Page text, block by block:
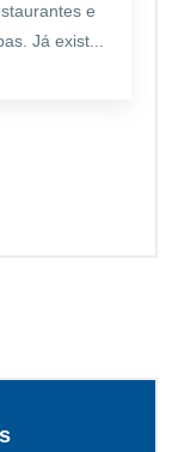
e
Já exist...